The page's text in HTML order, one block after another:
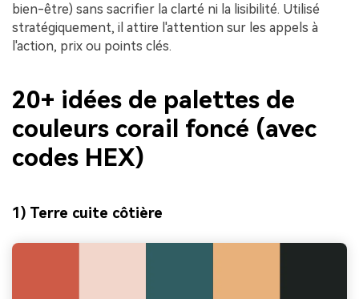
bien-être) sans sacrifier la clarté ni la lisibilité. Utilisé
stratégiquement, il attire l'attention sur les appels à
l'action, prix ou points clés.
20+ idées de palettes de
couleurs corail foncé (avec
codes HEX)
1) Terre cuite côtière